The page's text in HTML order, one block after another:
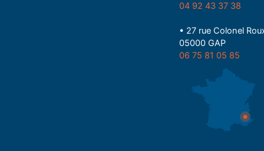
04 92 43 37 38
• 27 rue Colonel
05000 GAP
06 75 81 05 85